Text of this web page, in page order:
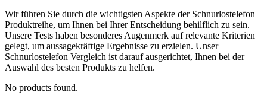
Wir führen Sie durch die wichtigsten Aspekte der Schnurlostelefon
Produktreihe, um Ihnen bei Ihrer Entscheidung behilflich zu sein.
Unsere Tests haben besonderes Augenmerk auf relevante Kriterien
gelegt, um aussagekräftige Ergebnisse zu erzielen. Unser
Schnurlostelefon Vergleich ist darauf ausgerichtet, Ihnen bei der
Auswahl des besten Produkts zu helfen.
No products found.